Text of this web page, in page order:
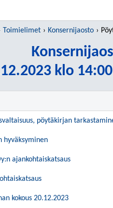
Toimielimet Konsernijaosto
klo
pöytäkirjan
hyväksyminen
ajankohtaiskatsaus
kokous 20.12.2023